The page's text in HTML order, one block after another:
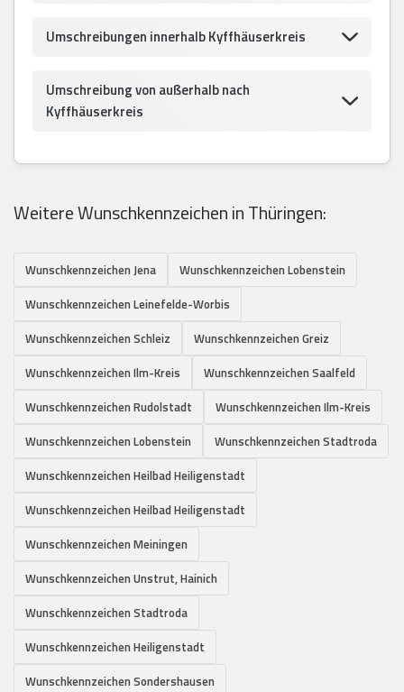
Umschreibungen innerhalb Kyffhäuserkreis
Umschreibung von außerhalb nach
Kyffhäuserkreis
Weitere Wunschkennzeichen in Thüringen:
Wunschkennzeichen Jena
Wunschkennzeichen Lobenstein
Wunschkennzeichen Leinefelde-Worbis
Wunschkennzeichen Schleiz
Wunschkennzeichen Greiz
Wunschkennzeichen Ilm-Kreis
Wunschkennzeichen Saalfeld
Wunschkennzeichen Rudolstadt
Wunschkennzeichen Ilm-Kreis
Wunschkennzeichen Lobenstein
Wunschkennzeichen Stadtroda
Wunschkennzeichen Heilbad Heiligenstadt
Wunschkennzeichen Heilbad Heiligenstadt
Wunschkennzeichen Meiningen
Wunschkennzeichen Unstrut, Hainich
Wunschkennzeichen Stadtroda
Wunschkennzeichen Heiligenstadt
Wunschkennzeichen Sondershausen